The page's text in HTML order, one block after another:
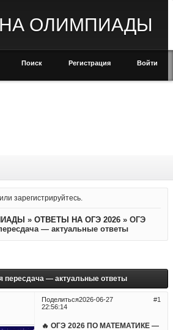
ОЛИМПИАДЫ
Поиск Регистрация Войти
илизарегистрируйтесь
» ОТВЕТЫ НА ОГЭ 2026 » ОГЭ
— актуальные ответы
пересдача — актуальные ответы
Поделиться 1
2026-06-27
22:56:14
🔥 ОГЭ 2026 ПО МАТЕМАТИКЕ —